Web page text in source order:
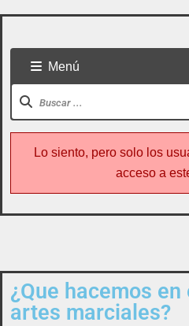
Todo usuario puede
cosa referente a artes
Menú
Lo siento, pero solo los
acceso a
¿Que hacemos
artes marciales?